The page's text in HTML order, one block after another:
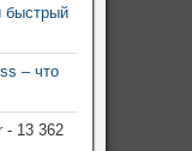
быстрый
– что
- 13 362